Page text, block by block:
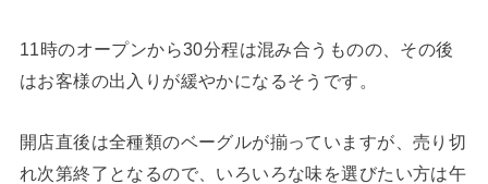
11時のオープンから30分程は混み合うものの、その後
はお客様の出入りが緩やかになるそうです。
開店直後は全種類のベーグルが揃っていますが、売り切
れ次第終了となるので、いろいろな味を選びたい方は午